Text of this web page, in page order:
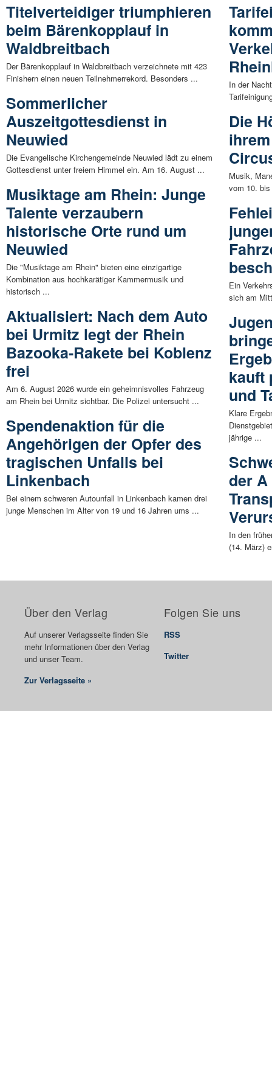
Titelverteidiger triumphieren
beim Bärenkopplauf in
Waldbreitbach
Der Bärenkopplauf in Waldbreitbach verzeichnete mit 423
Finishern einen neuen Teilnehmerrekord. Besonders ...
Sommerlicher
Auszeitgottesdienst in
Neuwied
Die Evangelische Kirchengemeinde Neuwied lädt zu einem
Gottesdienst unter freiem Himmel ein. Am 16. August ...
Musiktage am Rhein: Junge
Talente verzaubern
historische Orte rund um
Neuwied
Die "Musiktage am Rhein" bieten eine einzigartige
Kombination aus hochkarätiger Kammermusik und
historisch ...
Aktualisiert: Nach dem Auto
bei Urmitz legt der Rhein
Bazooka-Rakete bei Koblenz
frei
Am 6. August 2026 wurde ein geheimnisvolles Fahrzeug
am Rhein bei Urmitz sichtbar. Die Polizei untersucht ...
Spendenaktion für die
Angehörigen der Opfer des
tragischen Unfalls bei
Linkenbach
Bei einem schweren Autounfall in Linkenbach kamen drei
junge Menschen im Alter von 19 und 16 Jahren ums ...
In der
Die
Musik,
vom 10.
Ein
sich am
kauft
und
Klare
jährige ...
der
In den
(14. März)
Über den Verlag
Auf unserer Verlagsseite finden Sie
mehr Informationen über den Verlag
und unser Team.
Zur Verlagsseite »
Folgen Sie uns
RSS
Twitter